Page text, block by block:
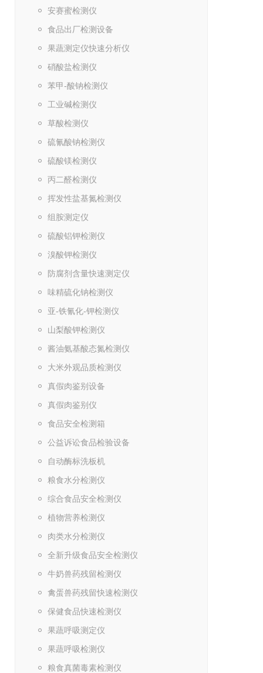
安赛蜜检测仪
食品出厂检测设备
果蔬测定仪快速分析仪
硝酸盐检测仪
苯甲-酸钠检测仪
工业碱检测仪
草酸检测仪
硫氰酸钠检测仪
硫酸镁检测仪
丙二醛检测仪
挥发性盐基氮检测仪
组胺测定仪
硫酸铝钾检测仪
溴酸钾检测仪
防腐剂含量快速测定仪
味精硫化钠检测仪
亚-铁氰化-钾检测仪
山梨酸钾检测仪
酱油氨基酸态氮检测仪
大米外观品质检测仪
真假肉鉴别设备
真假肉鉴别仪
食品安全检测箱
公益诉讼食品检验设备
自动酶标洗板机
粮食水分检测仪
综合食品安全检测仪
植物营养检测仪
肉类水分检测仪
全新升级食品安全检测仪
牛奶兽药残留检测仪
禽蛋兽药残留快速检测仪
保健食品快速检测仪
果蔬呼吸测定仪
果蔬呼吸检测仪
粮食真菌毒素检测仪